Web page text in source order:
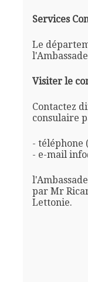
Services
Le
Visiter le
Contactez
consulaire
- téléphone
- e-mail
par Mr
Lettonie.